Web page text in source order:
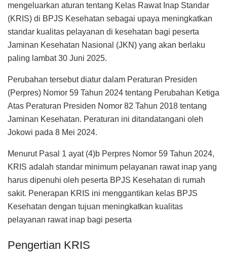
mengeluarkan aturan tentang Kelas Rawat Inap Standar
(KRIS) di BPJS Kesehatan sebagai upaya meningkatkan
standar kualitas pelayanan di kesehatan bagi peserta
Jaminan Kesehatan Nasional (JKN) yang akan berlaku
paling lambat 30 Juni 2025.
Perubahan tersebut diatur dalam Peraturan Presiden
(Perpres) Nomor 59 Tahun 2024 tentang Perubahan Ketiga
Atas Peraturan Presiden Nomor 82 Tahun 2018 tentang
Jaminan Kesehatan. Peraturan ini ditandatangani oleh
Jokowi pada 8 Mei 2024.
Menurut Pasal 1 ayat (4)b Perpres Nomor 59 Tahun 2024,
KRIS adalah standar minimum pelayanan rawat inap yang
harus dipenuhi oleh peserta BPJS Kesehatan di rumah
sakit. Penerapan KRIS ini menggantikan kelas BPJS
Kesehatan dengan tujuan meningkatkan kualitas
pelayanan rawat inap bagi peserta
Pengertian KRIS